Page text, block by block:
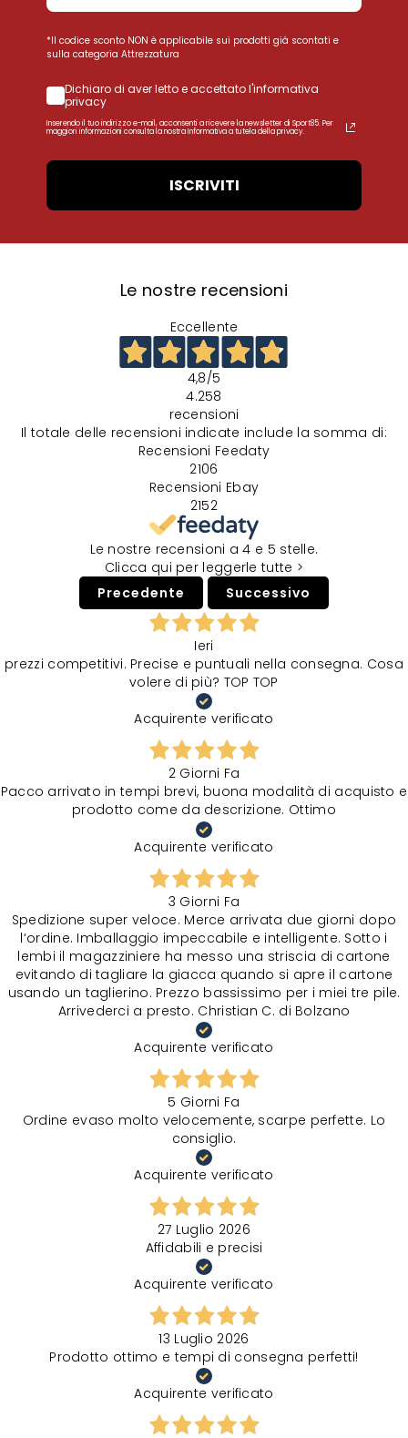
*Il codice sconto NON è applicabile sui prodotti già scontati e
sulla categoria Attrezzatura
Dichiaro di aver letto e accettato l'informativa
privacy
Inserendo il tuo indirizzo e-mail, acconsenti a ricevere la newsletter di Sport85. Per
maggiori informazioni consulta la nostra Informativa a tutela della privacy.
ISCRIVITI
Le nostre recensioni
Eccellente
4,8/5
4.258
recensioni
Il totale delle recensioni indicate include la somma di:
Recensioni Feedaty
2106
Recensioni Ebay
2152
Le nostre recensioni a 4 e 5 stelle.
Clicca qui per leggerle tutte >
Precedente
Successivo
Ieri
prezzi competitivi. Precise e puntuali nella consegna. Cosa
volere di più? TOP TOP
Acquirente verificato
2 Giorni Fa
Pacco arrivato in tempi brevi, buona modalità di acquisto e
prodotto come da descrizione. Ottimo
Acquirente verificato
3 Giorni Fa
Spedizione super veloce. Merce arrivata due giorni dopo
l‘ordine. Imballaggio impeccabile e intelligente. Sotto i
lembi il magazziniere ha messo una striscia di cartone
evitando di tagliare la giacca quando si apre il cartone
usando un taglierino. Prezzo bassissimo per i miei tre pile.
Arrivederci a presto. Christian C. di Bolzano
Acquirente verificato
5 Giorni Fa
Ordine evaso molto velocemente, scarpe perfette. Lo
consiglio.
Acquirente verificato
27 Luglio 2026
Affidabili e precisi
Acquirente verificato
13 Luglio 2026
Prodotto ottimo e tempi di consegna perfetti!
Acquirente verificato